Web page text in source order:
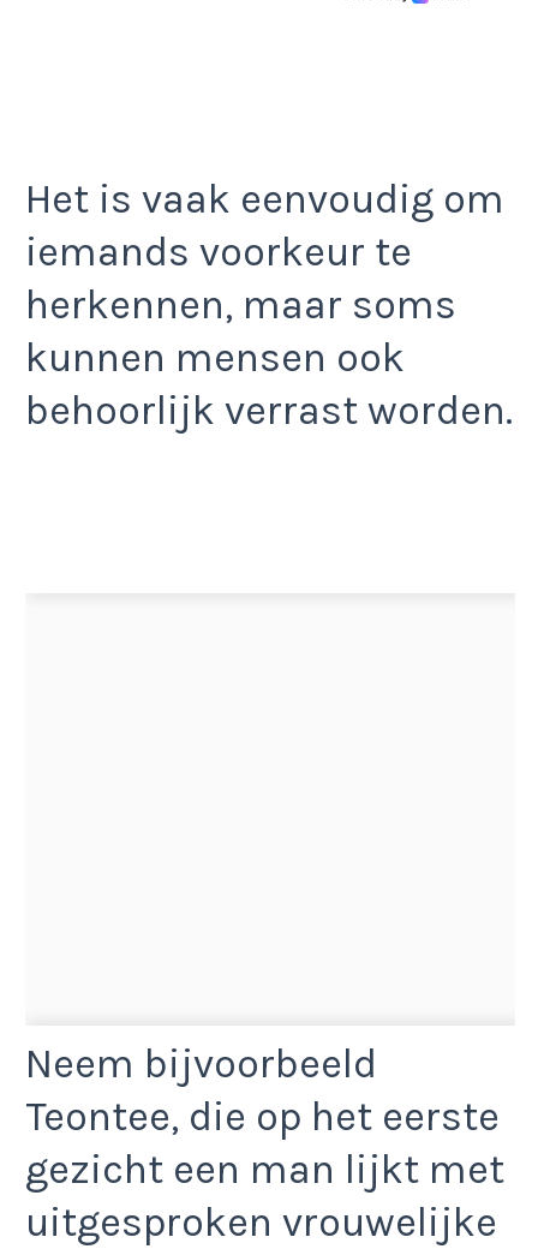
Het is vaak eenvoudig om
iemands voorkeur te
herkennen, maar soms
kunnen mensen ook
behoorlijk verrast worden.
Neem bijvoorbeeld
Teontee, die op het eerste
gezicht een man lijkt met
uitgesproken vrouwelijke